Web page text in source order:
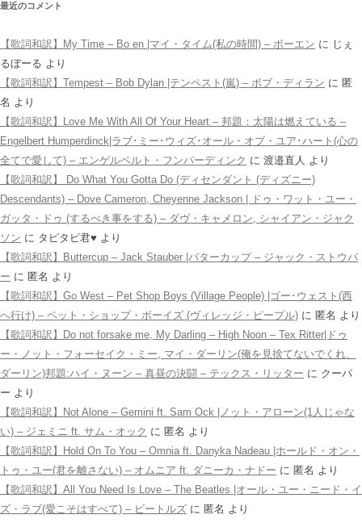
最近のコメント
【歌詞和訳】My Time – Bo en |マイ・タイム(私の時間) – ボーエン に じぇ
るぼーる より
【歌詞和訳】Tempest – Bob Dylan |テンペスト(嵐) – ボブ・ディラン に 匿
名 より
【歌詞和訳】Love Me With All Of Your Heart – 邦題：太陽は燃えている –
Engelbert Humperdinck|ラブ･ミー･ウィズ･オール・オブ・ユア･ハート(心の
全てで愛して) – エンゲルベルト・フンパーディンク に 渡邉直人 より
【歌詞和訳】 Do What You Gotta Do (ディセンダント (ディズニー)
Descendants) – Dove Cameron, Cheyenne Jackson | ドゥ・ワット・ユー・
ガッタ・ドゥ (するべき事をする) – ダヴ・キャメロン, シャイアン・ジャク
ソン に タピタピ君♥️ より
【歌詞和訳】Buttercup – Jack Stauber |バターカップ – ジャック・ストウバ
ー に 匿名 より
【歌詞和訳】Go West – Pet Shop Boys (Village People) |ゴー･ウェスト(西
へ行け) – ペット・ショップ・ボーイズ (ヴィレッジ・ピープル) に 匿名 より
【歌詞和訳】Do not forsake me, My Darling – High Noon – Tex Ritter|ドゥ
ー・ノット・フォーセイク・ミー, マイ・ダーリン(俺を見捨てないでくれ、
ダーリン)邦題:ハイ・ヌーン – 真昼の決闘 – テックス・リッター に クーパ
ー より
【歌詞和訳】Not Alone – Gemini ft. Sam Ock |ノット・アローン(1人じゃな
い) – ジェミニ ft. サム・オック に 匿名 より
【歌詞和訳】Hold On To You – Omnia ft. Danyka Nadeau |ホールド・オン・
トゥ・ユー(君を離さない) – オムニア ft. ダニーカ・ナドー に 匿名 より
【歌詞和訳】All You Need Is Love – The Beatles |オール・ユー・ニード・イ
ズ・ラブ(愛こそはすべて) – ビートルズ に 匿名 より